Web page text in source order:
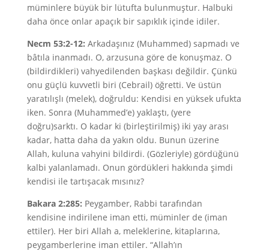
müminlere büyük bir lütufta bulunmuştur. Halbuki
daha önce onlar apaçık bir sapıklık içinde idiler.
Necm 53:2-12: Arkadaşınız (Muhammed) sapmadı ve
bâtıla inanmadı. O, arzusuna göre de konuşmaz. O
(bildirdikleri) vahyedilenden başkası değildir. Çünkü
onu güçlü kuvvetli biri (Cebrail) öğretti. Ve üstün
yaratılışlı (melek), doğruldu: Kendisi en yüksek ufukta
iken. Sonra (Muhammed’e) yaklaştı, (yere
doğru)sarktı. O kadar ki (birleştirilmiş) iki yay arası
kadar, hatta daha da yakın oldu. Bunun üzerine
Allah, kuluna vahyini bildirdi. (Gözleriyle) gördüğünü
kalbi yalanlamadı. Onun gördükleri hakkında şimdi
kendisi ile tartışacak mısınız?
Bakara 2:285: Peygamber, Rabbi tarafından
kendisine indirilene iman etti, müminler de (iman
ettiler). Her biri Allah a, meleklerine, kitaplarına,
peygamberlerine iman ettiler. “Allah’ın